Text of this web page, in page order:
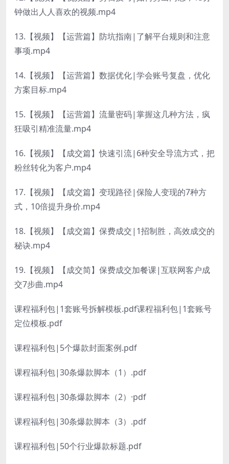
钟做出人人喜欢的视频.mp4
13.【视频】【运营篇】防坑指南|了解平台规则和注意
事项.mp4
14.【视频】【运营篇】数据优化|学会账号复盘，优化
方案目标.mp4
15.【视频】【运营篇】流量密码|掌握这几种方法，疯
狂吸引精准流量.mp4
16.【视频】【成交篇】快速引流|6种安全导流方式，把
粉丝转化为客户.mp4
17.【视频】【成交篇】变现路径|保险人变现的7种方
式，10倍提升身价.mp4
18.【视频】【成交篇】保费成交|1招制胜，高效成交的
秘诀.mp4
19.【视频】【成交简】保费成交加餐课|互联网客户成
交7步曲.mp4
课程福利包|1套账号拆解模板.pdf课程福利包|1套账号
定位模板.pdf
课程福利包|5个爆款封面案例.pdf
课程福利包|30条爆款脚本（1）.pdf
课程福利包|30条爆款脚本（2）·pdf
课程福利包|30条爆款脚本（3）.pdf
课程福利包|50个行业爆款标题.pdf